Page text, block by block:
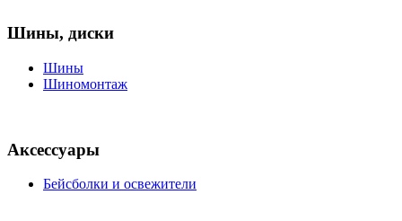
Шины, диски
Шины
Шиномонтаж
Аксессуары
Бейсболки и освежители